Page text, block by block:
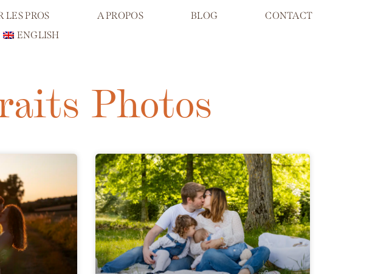
LES PROS A PROPOS BLOG
CONTACT
ENGLISH
Photos